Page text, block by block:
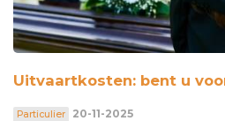
Uitvaartkosten: bent u
Particulier 20-11-2025